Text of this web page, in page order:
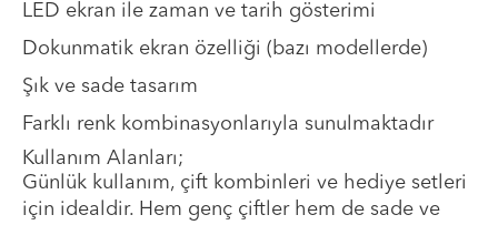
LED ekran ile zaman ve tarih gösterimi
Dokunmatik ekran özelliği (bazı modellerde)
Şık ve sade tasarım
Farklı renk kombinasyonlarıyla sunulmaktadır
Kullanım Alanları;
Günlük kullanım, çift kombinleri ve hediye setleri
için idealdir. Hem genç çiftler hem de sade ve